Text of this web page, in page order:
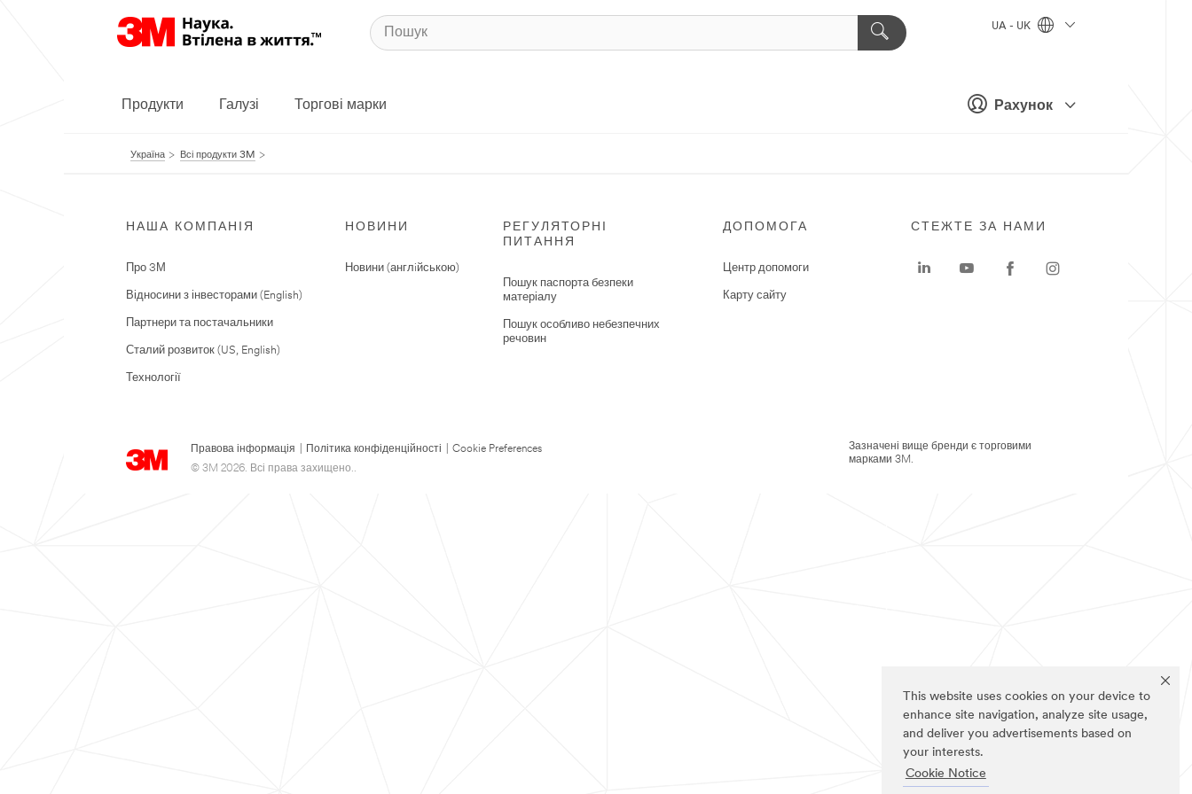
This website uses cookies on your device to
enhance site navigation, analyze site usage,
and deliver you advertisements based on
your interests.
Cookie Notice
Рахунок
UA - UK
Продукти Галузі Торгові марки
Україна Всі продукти 3M
НАША КОМПАНІЯ
Про 3М
Відносини з інвесторами (English)
Партнери та постачальники
Сталий розвиток (US, English)
Технології
НОВИНИ
Новини (англiйською)
РЕГУЛЯТОРНІ
ПИТАННЯ
Пошук паспорта безпеки
матеріалу
Пошук особливо небезпечних
речовин
ДОПОМОГА
Центр допомоги
Карту сайту
Правова інформація Політика конфіденційності
Cookie Preferences
© 3M 2026. Всі права захищено..
СТЕЖТЕ ЗА НАМИ
Зазначені вище бренди є торговими
марками 3M.